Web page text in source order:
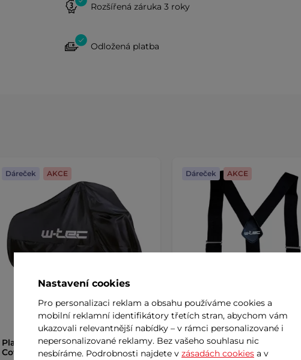
Rozšířená záruka 3 roky
Odložená platba
Plachty na motorku W-TEC
CoverturaAKCE
Dáreček AKCE
Kšandy W-TEC Bretelero
Dáreček AKCE
Nastavení cookies
Pro personalizaci reklam a obsahu používáme cookies a
mobilní reklamní identifikátory třetích stran, abychom vám
ukazovali relevantnější nabídky – v rámci personalizované i
nepersonalizované reklamy. Bez vašeho souhlasu nic
nesbíráme. Podrobnosti najdete v zásadách cookies a v